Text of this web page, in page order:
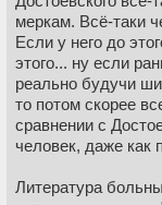
меркам. Всё-таки
Если у него до
этого... ну если
реально будучи
то потом скорее
сравнении с
человек, даже как
Литература